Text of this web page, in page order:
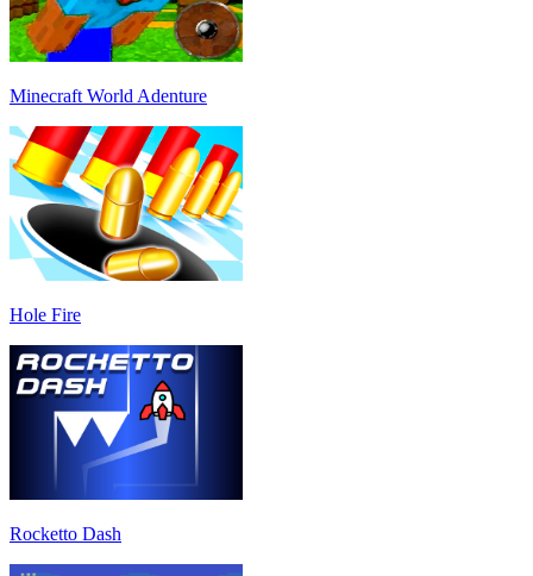
Minecraft World Adenture
Hole Fire
Rocketto Dash